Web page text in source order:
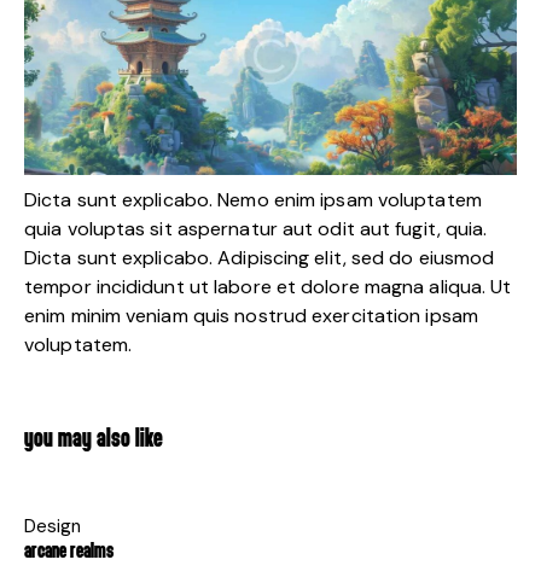
Dicta sunt explicabo. Nemo enim ipsam voluptatem
quia voluptas sit aspernatur aut odit aut fugit, quia.
Dicta sunt explicabo. Adipiscing elit, sed do eiusmod
tempor incididunt ut labore et dolore magna aliqua. Ut
enim minim veniam quis nostrud exercitation ipsam
voluptatem.
YOU MAY ALSO LIKE
Design
ARCANE REALMS